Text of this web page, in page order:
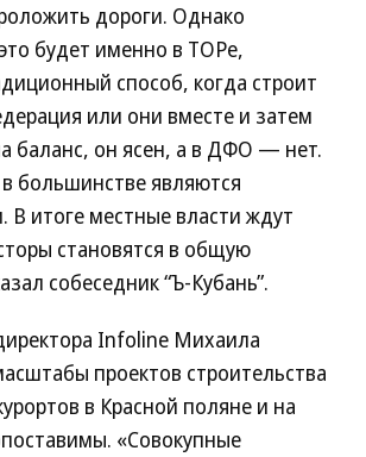
дороги. Однако
будет именно в ТОРе,
способ, когда строит
или они вместе и затем
баланс, он ясен, а в ДФО — нет.
большинстве являются
итоге местные власти ждут
становятся в общую
собеседник “Ъ-Кубань”.
Infoline Михаила
проектов строительства
в Красной поляне и на
«Совокупные